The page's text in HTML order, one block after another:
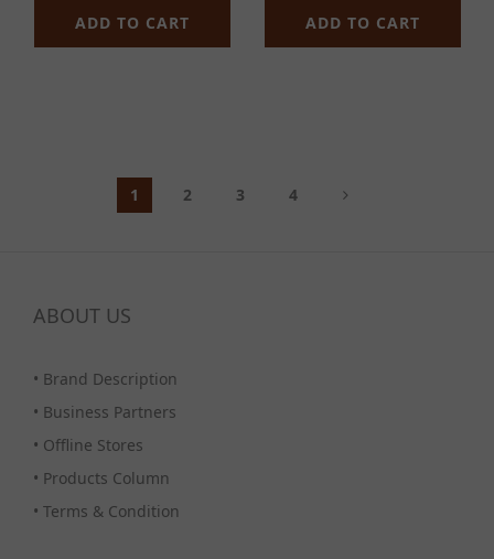
ADD TO CART ADD TO CART
1 2 3 4
ABOUT US
• Brand Description
• Business Partners
• Offline Stores
• Products Column
• Terms & Condition